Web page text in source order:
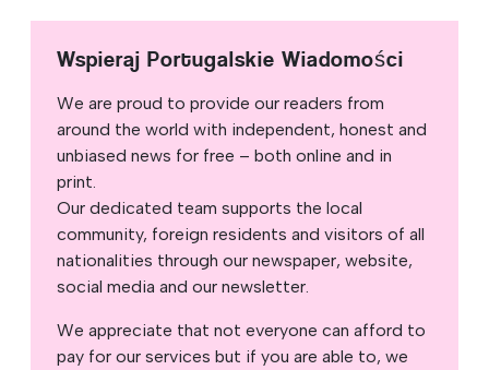
Wspieraj Portugalskie Wiadomości
We are proud to provide our readers from
around the world with independent, honest and
unbiased news for free – both online and in
print.
Our dedicated team supports the local
community, foreign residents and visitors of all
nationalities through our newspaper, website,
social media and our newsletter.
We appreciate that not everyone can afford to
pay for our services but if you are able to, we